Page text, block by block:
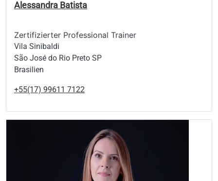
Alessandra Batista
Zertifizierter Professional Trainer
Vila Sinibaldi
São José do Rio Preto SP
Brasilien
+55(17) 99611 7122